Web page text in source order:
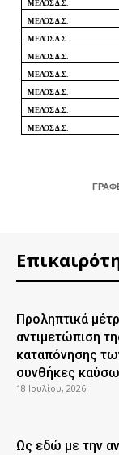
ΜΕΛΟΣ Δ.Σ.
ΜΕΛΟΣ Δ.Σ.
ΜΕΛΟΣ Δ.Σ.
ΜΕΛΟΣ Δ.Σ.
ΜΕΛΟΣ Δ.Σ.
ΜΕΛΟΣ Δ.Σ.
ΜΕΛΟΣ Δ.Σ.
ΜΕΛΟΣ Δ.Σ.
Προληπτικά
αντιμετώπιση
καταπόνησης
συνθήκες
18 Ιουλίου, 2026
Ως εδώ με την